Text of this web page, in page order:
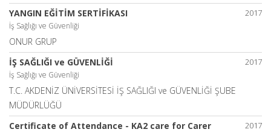
2017
YANGIN EĞİTİM SERTİFİKASI
İş Sağlığı ve Güvenliği
ONUR GRUP
2017
İŞ SAĞLIĞI ve GÜVENLİĞİ
İş Sağlığı ve Güvenliği
T.C. AKDENİZ ÜNİVERSİTESİ İŞ SAĞLIĞI ve GÜVENLİĞİ ŞUBE
MÜDÜRLÜĞÜ
2017
Certificate of Attendance - KA2 care for Carer